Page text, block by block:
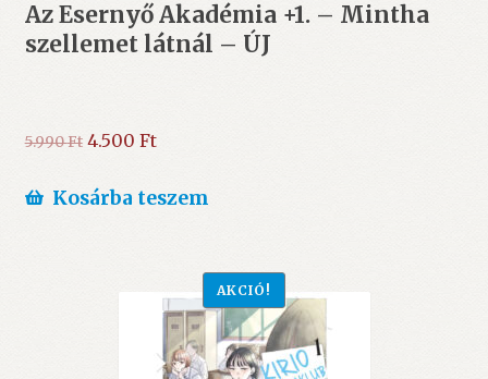
Az Esernyő Akadémia +1. – Mintha
szellemet látnál – ÚJ
5.990Ft Original
was:
4.500 FtCurrent
is:
Kosárba teszem
AKCIÓ!